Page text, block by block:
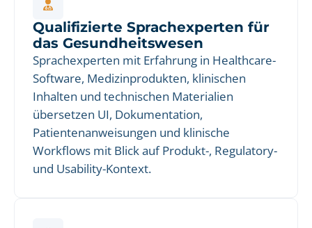
Qualifizierte Sprachexperten für
das Gesundheitswesen
Sprachexperten mit Erfahrung in Healthcare-
Software, Medizinprodukten, klinischen
Inhalten und technischen Materialien
übersetzen UI, Dokumentation,
Patientenanweisungen und klinische
Workflows mit Blick auf Produkt-, Regulatory-
und Usability-Kontext.